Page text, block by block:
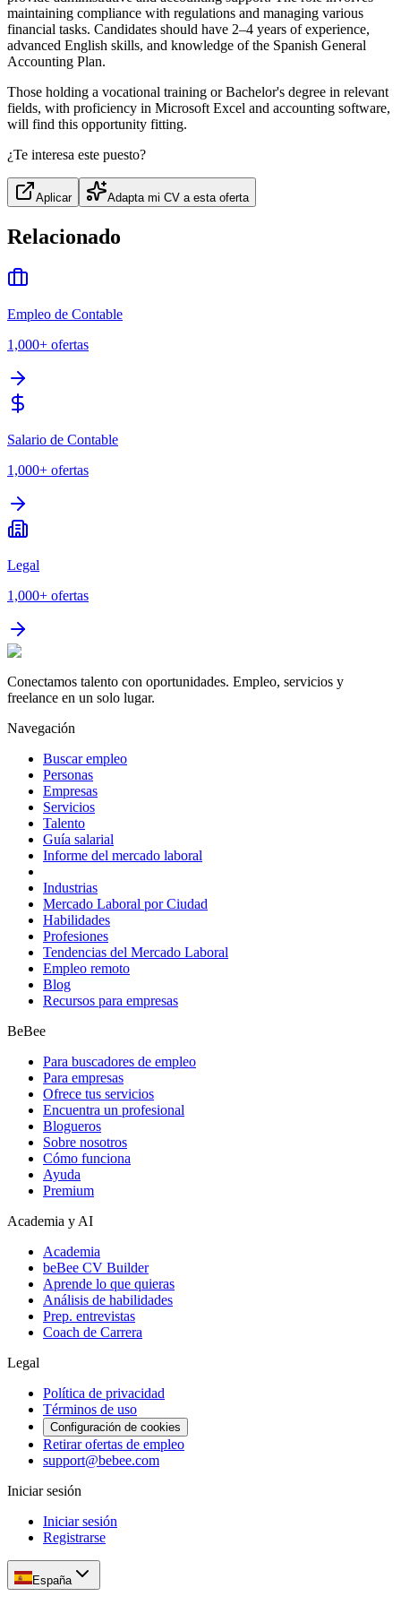
maintaining compliance with regulations and managing various
financial tasks. Candidates should have 2–4 years of experience,
advanced English skills, and knowledge of the Spanish General
Accounting Plan.
Those holding a vocational training or Bachelor's degree in relevant
fields, with proficiency in Microsoft Excel and accounting software,
will find this opportunity fitting.
¿Te interesa este puesto?
Aplicar Adapta mi CV a esta oferta
Relacionado
Empleo de Contable
1,000+ ofertas
Salario de Contable
1,000+ ofertas
Legal
1,000+ ofertas
Conectamos talento con oportunidades. Empleo, servicios y
freelance en un solo lugar.
Navegación
Buscar empleo
Personas
Empresas
Servicios
Talento
Guía salarial
Informe del mercado laboral
Industrias
Mercado Laboral por Ciudad
Habilidades
Profesiones
Tendencias del Mercado Laboral
Empleo remoto
Blog
Recursos para empresas
BeBee
Para buscadores de empleo
Para empresas
Ofrece tus servicios
Encuentra un profesional
Blogueros
Sobre nosotros
Cómo funciona
Ayuda
Premium
Academia y AI
Academia
beBee CV Builder
Aprende lo que quieras
Análisis de habilidades
Prep. entrevistas
Coach de Carrera
Legal
Política de privacidad
Términos de uso
Configuración de cookies
Retirar ofertas de empleo
support@bebee.com
Iniciar sesión
Iniciar sesión
Registrarse
España